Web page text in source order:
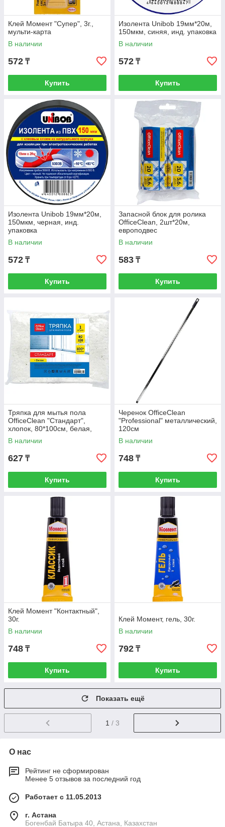
Клей Момент "Супер", 3г.,
мульти-карта
В наличии
572 ₸
Купить
Изолента Unibob 19мм*20м,
150мкм, синяя, инд. упаковка
В наличии
572 ₸
Купить
Изолента Unibob 19мм*20м,
150мкм, черная, инд.
упаковка
В наличии
572 ₸
Купить
Запасной блок для ролика
OfficeClean, 2шт*20м,
европодвес
В наличии
583 ₸
Купить
Тряпка для мытья пола
OfficeClean "Стандарт",
хлопок, 80*100см, белая,
индивид. упаковка
В наличии
627 ₸
Купить
Черенок OfficeClean
"Professional" металлический,
120см
В наличии
748 ₸
Купить
Клей Момент "Контактный",
30г.
В наличии
748 ₸
Купить
Клей Момент, гель, 30г.
В наличии
792 ₸
Купить
Показать ещё
1 / 3
О нас
Рейтинг не сформирован
Менее 5 отзывов за последний год
Работает с 11.05.2013
г. Астана
Богенбай Батыра 40, Астана, Казахстан